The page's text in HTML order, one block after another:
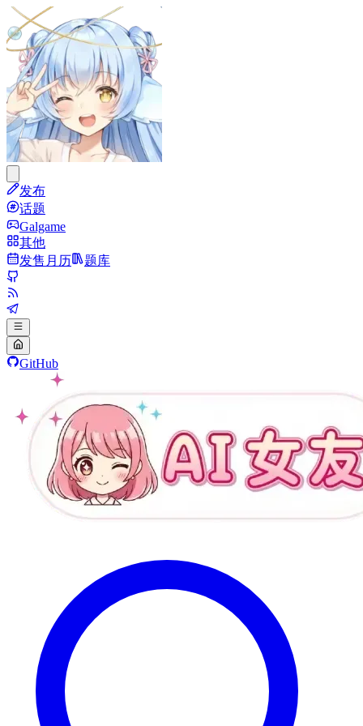
发布
话题
Galgame
其他
发售月历
题库
GitHub